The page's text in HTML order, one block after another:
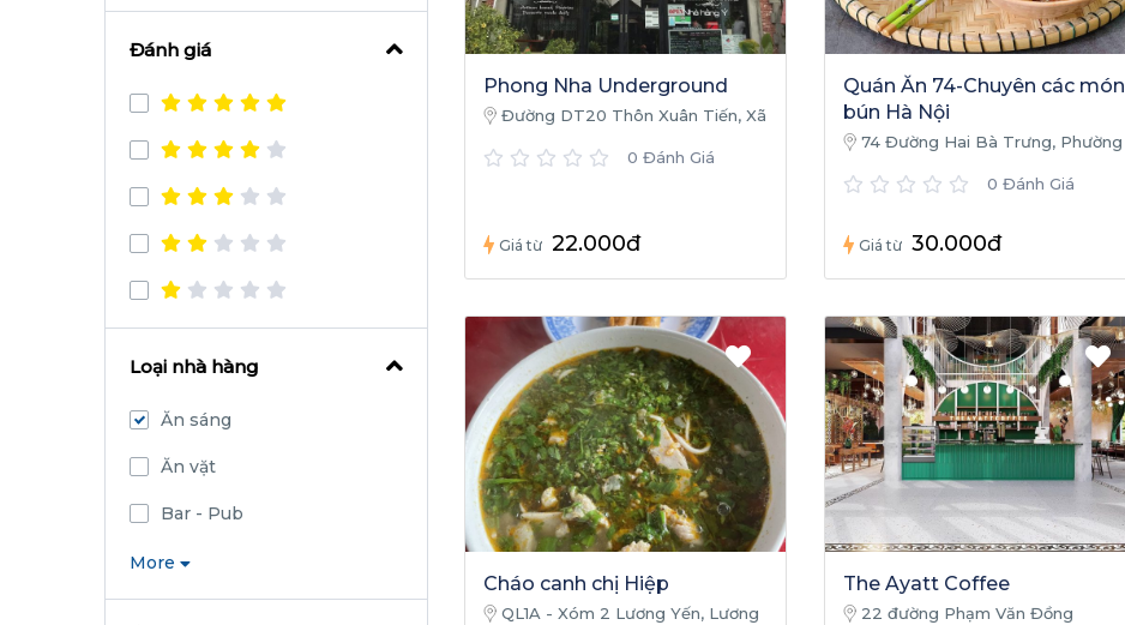
Đánh giá
Loại nhà hàng
Ăn sáng
Ăn vặt
Bar - Pub
More
Phong Nha Underground
Đường DT20 Thôn Xuân Tiến, Xã
Bình
0 Đánh Giá
Giá từ 22.000đ
Quán Ăn 74-Chuyên các món
bún Hà Nội
74 Đường Hai Bà Trưng, Phường
Việt Nam
0 Đánh Giá
Giá từ 30.000đ
Cháo canh chị Hiệp
QL1A - Xóm 2 Lương Yến, Lương
The Ayatt Coffee
22 đường Phạm Văn Đồng